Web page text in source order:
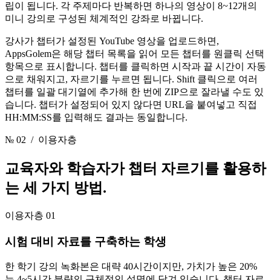
립이 됩니다. 각 주제마다 반복하면 하나의 영상이 8~12개의
미니 강의로 구성된 체계적인 강좌로 바뀝니다.
강사가 챕터가 설정된 YouTube 영상을 업로드하면,
AppsGolem은 해당 챕터 목록을 읽어 모든 챕터를 원클릭 선택
항목으로 표시합니다. 챕터를 클릭하면 시작과 끝 시간이 자동
으로 채워지고, 자르기를 누르면 됩니다. Shift 클릭으로 여러
챕터를 일괄 대기열에 추가해 한 번에 ZIP으로 잘라낼 수도 있
습니다. 챕터가 설정되어 있지 않다면 URL을 붙여넣고 직접
HH:MM:SS를 입력해도 결과는 동일합니다.
№ 02 / 이용자층
교육자와 학습자가 챕터 자르기를 활용하
는 세 가지 방법.
이용자층 01
시험 대비 자료를 구축하는 학생
한 학기 강의 녹화본은 대략 40시간이지만, 가치가 높은 20%